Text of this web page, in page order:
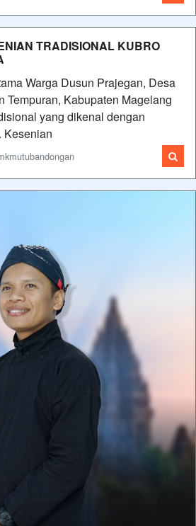
TRADISIONAL KUBRO
Warga Dusun Prajegan, Desa
Tempuran, Kabupaten Magelang
yang dikenal dengan
Kesenian